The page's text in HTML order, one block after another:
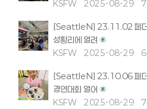
KSFW 2025-08-29
[SeattleN] 23.11.02 페더
성황리에 열려
KSFW 2025-08-29
[SeattleN] 23.10.06 페더
경연대회 열어
KSFW 2025-08-29